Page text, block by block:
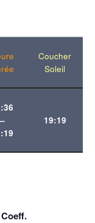
Coucher
Soleil
–
19:19
Coeff.